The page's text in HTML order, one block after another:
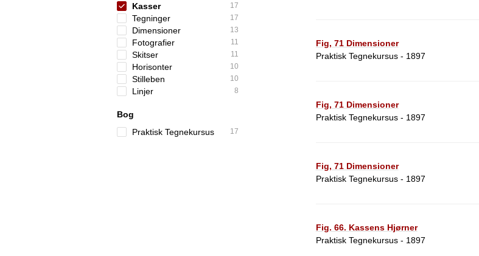
Kasser 17
Tegninger 17
Dimensioner 13
Fotografier 11
Skitser 11
Horisonter 10
Stilleben 10
Linjer 8
Bog
Praktisk Tegnekursus
17
Fig, 71 Dimensioner
Praktisk Tegnekursus - 1897
Fig, 71 Dimensioner
Praktisk Tegnekursus - 1897
Fig, 71 Dimensioner
Praktisk Tegnekursus - 1897
Fig. 66. Kassens Hjørner
Praktisk Tegnekursus - 1897